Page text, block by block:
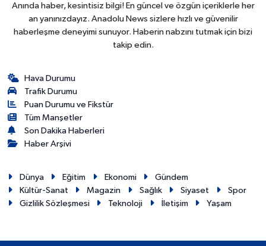
Anında haber, kesintisiz bilgi! En güncel ve özgün içeriklerle her
an yanınızdayız. Anadolu News sizlere hızlı ve güvenilir
haberleşme deneyimi sunuyor. Haberin nabzını tutmak için bizi
takip edin.
Hava Durumu
Trafik Durumu
Puan Durumu ve Fikstür
Tüm Manşetler
Son Dakika Haberleri
Haber Arşivi
Dünya Eğitim Ekonomi
Gündem
Kültür-Sanat
Magazin Sağlık Siyaset
Spor
Gizlilik Sözleşmesi
Teknoloji İletişim Yaşam